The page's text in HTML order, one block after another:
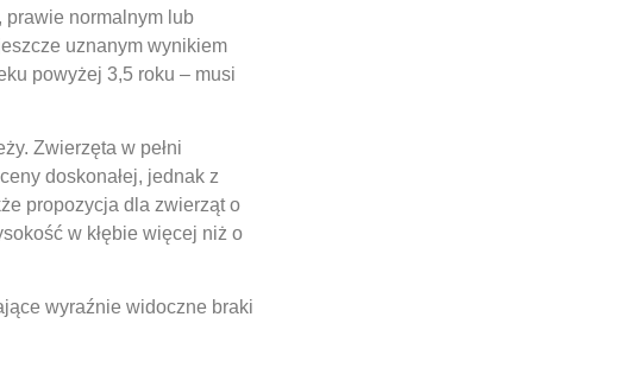
prawie normalnym lub
uznanym wynikiem
powyżej 3,5 roku – musi
Zwierzęta w pełni
doskonałej, jednak z
propozycja dla zwierząt o
w kłębie więcej niż o
wyraźnie widoczne braki